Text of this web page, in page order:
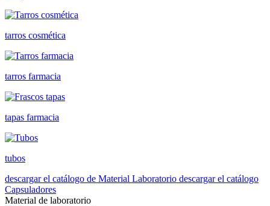
tarros cosmética
tarros farmacia
tapas farmacia
tubos
descargar el catálogo de Material Laboratorio descargar el catálogo
Capsuladores
Material de laboratorio